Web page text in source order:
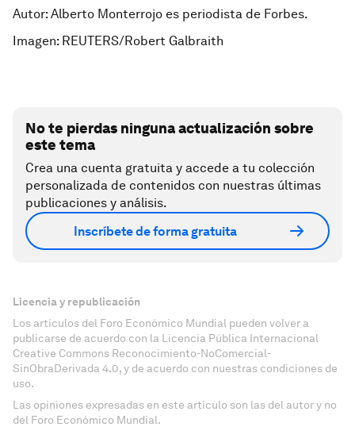
Autor: Alberto Monterrojo es periodista de Forbes.
Imagen: REUTERS/Robert Galbraith
No te pierdas ninguna actualización sobre
este tema
Crea una cuenta gratuita y accede a tu colección
personalizada de contenidos con nuestras últimas
publicaciones y análisis.
Inscríbete de forma gratuita
Licencia y republicación
Los artículos del Foro Económico Mundial pueden volver a
publicarse de acuerdo con la Licencia Pública Internacional
Creative Commons Reconocimiento-NoComercial-
SinObraDerivada 4.0, y de acuerdo con nuestras condiciones de
uso.
Las opiniones expresadas en este artículo son las del autor y no
del Foro Económico Mundial.